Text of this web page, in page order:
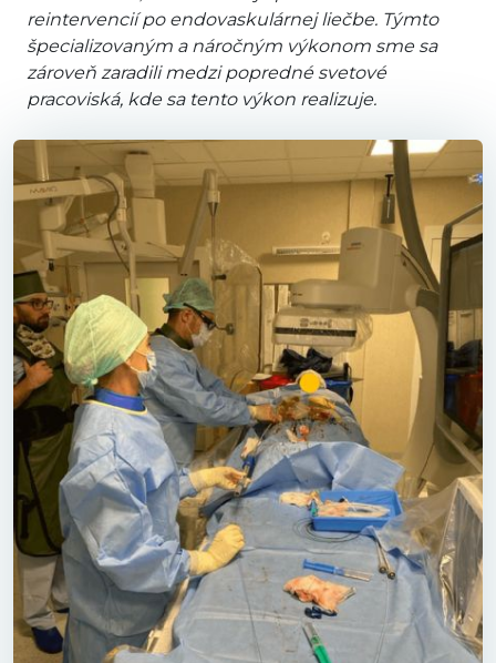
reintervencií po endovaskulárnej liečbe. Týmto
špecializovaným a náročným výkonom sme sa
zároveň zaradili medzi popredné svetové
pracoviská, kde sa tento výkon realizuje.